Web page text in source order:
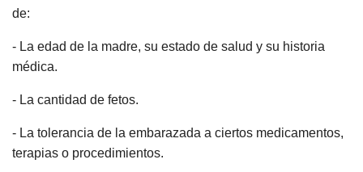
de:
- La edad de la madre, su estado de salud y su historia
médica.
- La cantidad de fetos.
- La tolerancia de la embarazada a ciertos medicamentos,
terapias o procedimientos.
CHARLAS ONLINE GRATUITAS
PARTO ONLINE GRATIS
No, Gracias